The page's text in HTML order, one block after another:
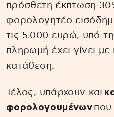
πρόσθετη έκπτωση
φορολογητέο
τις 5.000 ευρώ, υπό
πληρωμή έχει γίνει
κατάθεση.
Τέλος, υπάρχουν και
φορολογουμένων που